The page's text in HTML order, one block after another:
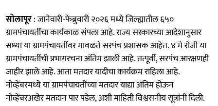
सोलापूर: जानेवारी-फेब्रुवारी २०२६ मध्ये जिल्ह्यातील ६५०
ग्रामपंचायतींचा कार्यकाळ संपला आहे. राज्य सरकारच्या आदेशानुसार
सध्या या ग्रामपंचायतींवर मावळते सरपंच प्रशासक आहेत. ४ मे रोजी या
ग्रामपंचायतींची प्रभागरचना अंतिम झाली आहे. तत्पूर्वी, सरपंच आरक्षणही
जाहीर झाले आहे. आता मतदार यादीचा कार्यक्रम राहिला आहे.
नोव्हेंबरमध्ये या ग्रामपंचायतींच्या मतदार याद्या अंतिम होऊन
नोव्हेंबरअखेर मतदान पार पडेल, अशी माहिती विश्वसनीय सूत्रांनी दिली.